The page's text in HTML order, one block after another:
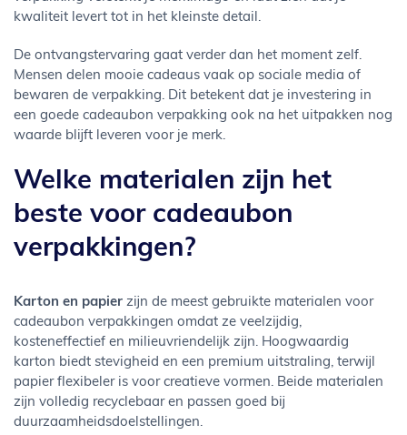
kwaliteit levert tot in het kleinste detail.
De ontvangstervaring gaat verder dan het moment zelf.
Mensen delen mooie cadeaus vaak op sociale media of
bewaren de verpakking. Dit betekent dat je investering in
een goede cadeaubon verpakking ook na het uitpakken nog
waarde blijft leveren voor je merk.
Welke materialen zijn het
beste voor cadeaubon
verpakkingen?
Karton en papier zijn de meest gebruikte materialen voor
cadeaubon verpakkingen omdat ze veelzijdig,
kosteneffectief en milieuvriendelijk zijn. Hoogwaardig
karton biedt stevigheid en een premium uitstraling, terwijl
papier flexibeler is voor creatieve vormen. Beide materialen
zijn volledig recyclebaar en passen goed bij
duurzaamheidsdoelstellingen.